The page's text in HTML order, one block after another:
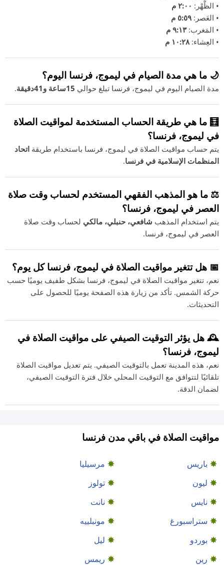
• الظُّهْر: ٢:٠٠ م
• العَصر: ٥:٥٩ م
• المَغرب:٩:١٣ م
• العِشاء:١٠:٢٨ م
🌙 ما هي مدة الصيام في ليموج، فرنسا اليوم؟
مدة الصيام اليوم في ليموج، فرنسا تبلغ حوالي 15ساعة و41دقيقة .
🧮 ما هي طريقة الحساب المستخدمة لمواقيت الصلاة
في ليموج، فرنسا؟
يتم حساب مواقيت الصلاة في ليموج، فرنسا باستخدام طريقة اتحاد
المنظمات الإسلامية في فرنسا.
⚖️ ما هو المذهب الفقهي المستخدم لحساب وقت صلاة
العصر في ليموج، فرنسا؟
يتم استخدام المذهب شافعي، حنبلي، مالكي لحساب وقت صلاة
العصر في ليموج، فرنسا.
📅 هل تتغير مواقيت الصلاة في ليموج، فرنسا كل يوم؟
نعم، تتغير مواقيت الصلاة في ليموج، فرنسا بشكل طفيف يوميًا حسب
حركة الشمس. تأكد من زيارة هذه الصفحة يوميًا للحصول على
التحديثات.
🕰️ هل يؤثر التوقيت الصيفي على مواقيت الصلاة في
ليموج، فرنسا؟
نعم، هذه المدينة تعمل بالتوقيت الصيفي. يتم تعديل مواقيت الصلاة
تلقائيًا لتتوافق مع التوقيت المحلي خلال فترة التوقيت الصيفي،
لضمان الدقة.
مواقيت الصلاة في باقي مدن فرنسا
باريس
مرسيليا
ليون
تولوز
نايس
نانت
ستراسبورغ
مونبلييه
بوردو
ليل
رين
ريمس